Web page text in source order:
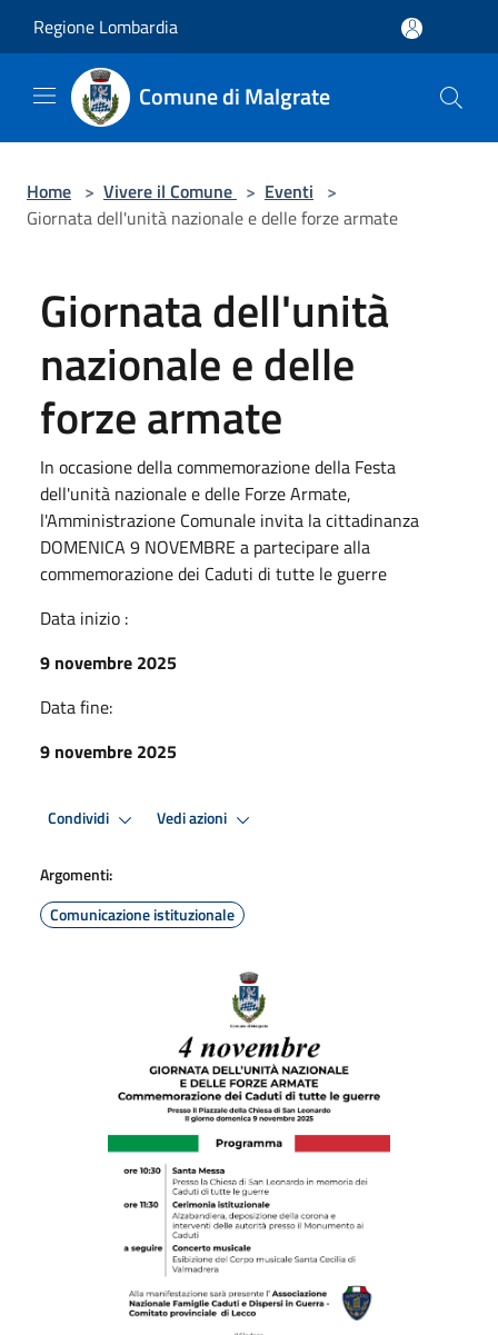
Regione Lombardia
Comune di Malgrate
Home > Vivere il Comune > Eventi >
Giornata dell'unità nazionale e delle forze armate
Giornata dell'unità
nazionale e delle
forze armate
In occasione della commemorazione della Festa
dell'unità nazionale e delle Forze Armate,
l'Amministrazione Comunale invita la cittadinanza
DOMENICA 9 NOVEMBRE a partecipare alla
commemorazione dei Caduti di tutte le guerre
Data inizio :
9 novembre 2025
Data fine:
9 novembre 2025
Condividi Vedi azioni
Argomenti:
Comunicazione istituzionale